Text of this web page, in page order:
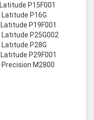
Latitude P15F001
Latitude P16G
Latitude P19F001
Latitude P25G002
Latitude P28G
Latitude P29F001
Precision M2800